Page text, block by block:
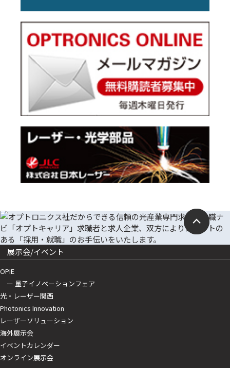
展示会/イベント
OPIE
ー 量子イノベーションフェア
光・レーザー関西
Photonics Innovation
レーザーソリューション
海外展示会
イベントカレンダー
オンライン展示会